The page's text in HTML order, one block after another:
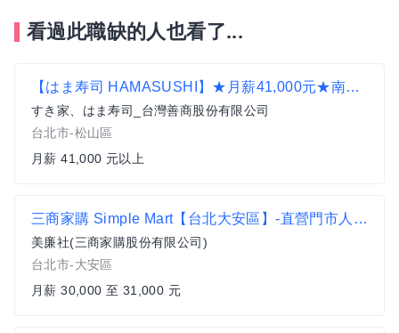
看過此職缺的人也看了...
【はま寿司 HAMASUSHI】★月薪41,000元★南京復興店 儲備幹部
すき家、はま寿司_台灣善商股份有限公司
台北市-松山區
月薪 41,000 元以上
三商家購 Simple Mart【台北大安區】-直營門市人員-享有季獎金+分紅(依居住地鄰近門市上班)
美廉社(三商家購股份有限公司)
台北市-大安區
月薪 30,000 至 31,000 元